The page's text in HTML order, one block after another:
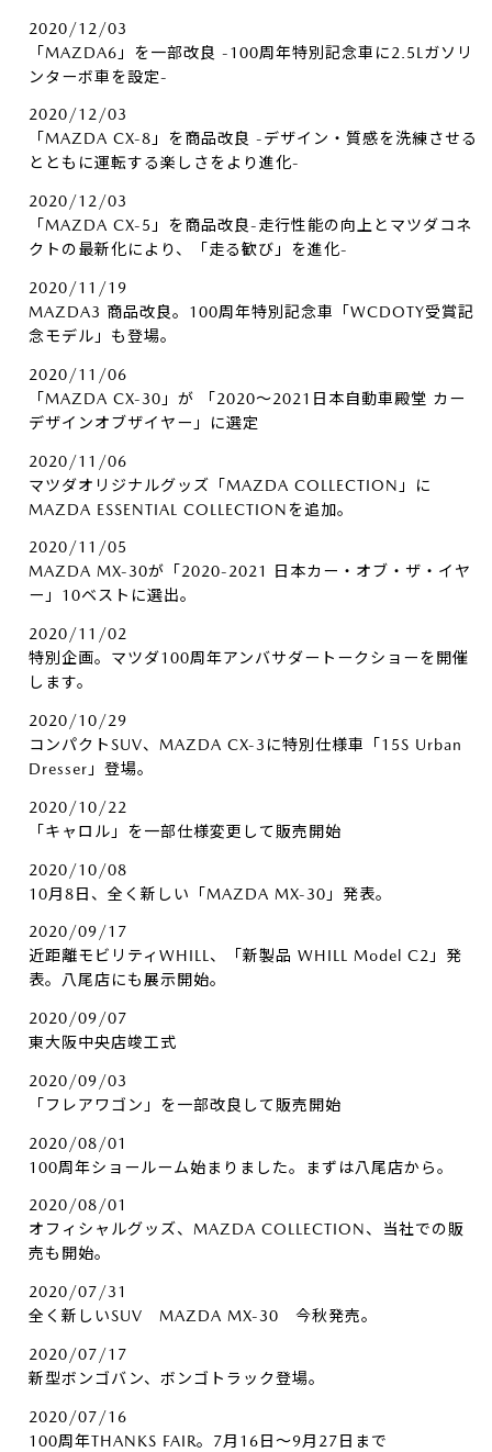
2020/12/03
「MAZDA6」を一部改良 -100周年特別記念車に2.5Lガソリ
ンターボ車を設定-
2020/12/03
「MAZDA CX-8」を商品改良 -デザイン・質感を洗練させる
とともに運転する楽しさをより進化-
2020/12/03
「MAZDA CX-5」を商品改良-走行性能の向上とマツダコネ
クトの最新化により、「走る歓び」を進化-
2020/11/19
MAZDA3 商品改良。100周年特別記念車「WCDOTY受賞記
念モデル」も登場。
2020/11/06
「MAZDA CX-30」が 「2020～2021日本自動車殿堂 カー
デザインオブザイヤー」に選定
2020/11/06
マツダオリジナルグッズ「MAZDA COLLECTION」に
MAZDA ESSENTIAL COLLECTIONを追加。
2020/11/05
MAZDA MX-30が「2020-2021 日本カー・オブ・ザ・イヤ
ー」10ベストに選出。
2020/11/02
特別企画。マツダ100周年アンバサダートークショーを開催
します。
2020/10/29
コンパクトSUV、MAZDA CX-3に特別仕様車「15S Urban
Dresser」登場。
2020/10/22
「キャロル」を一部仕様変更して販売開始
2020/10/08
10月8日、全く新しい「MAZDA MX-30」発表。
2020/09/17
近距離モビリティWHILL、「新製品 WHILL Model C2」発
表。八尾店にも展示開始。
2020/09/07
東大阪中央店竣工式
2020/09/03
「フレアワゴン」を一部改良して販売開始
2020/08/01
100周年ショールーム始まりました。まずは八尾店から。
2020/08/01
オフィシャルグッズ、MAZDA COLLECTION、当社での販
売も開始。
2020/07/31
全く新しいSUV MAZDA MX-30 今秋発売。
2020/07/17
新型ボンゴバン、ボンゴトラック登場。
2020/07/16
100周年THANKS FAIR。7月16日～9月27日まで